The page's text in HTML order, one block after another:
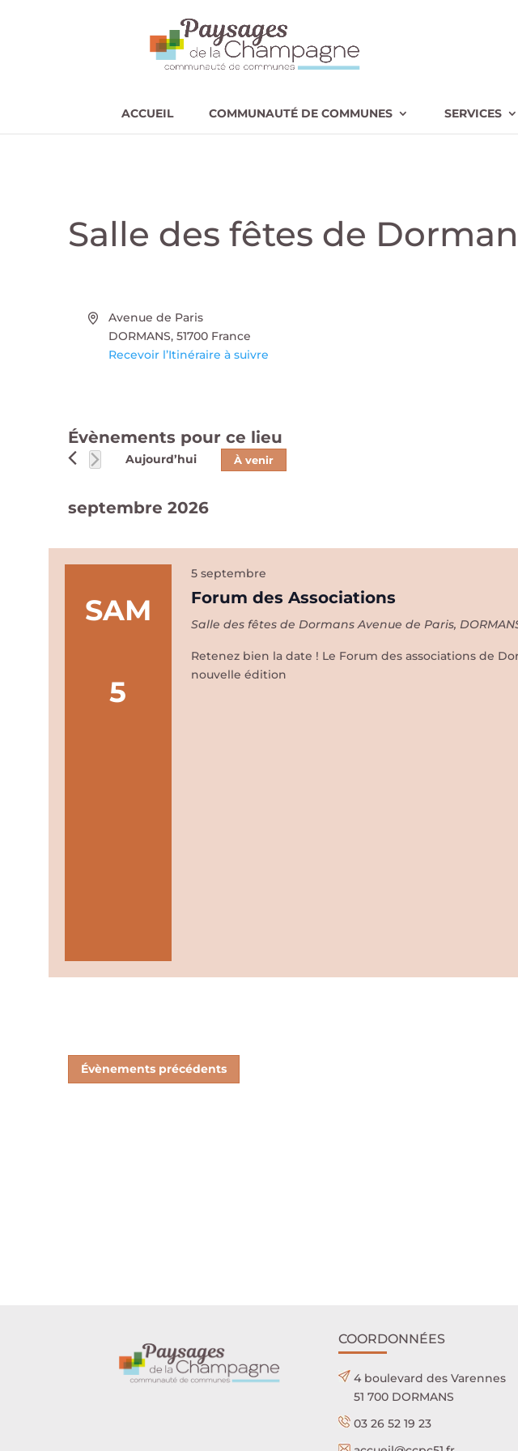
ACCUEIL COMMUNAUTÉ DE COMMUNES SERVICES
Salle des fêtes de
Adresse
Avenue de Paris
DORMANS, 51700 France
Recevoir l’Itinéraire à suivre
Évènements pour ce lieu
Aujourd’hui À venir
septembre 2026
SAM
5
Forum des Associations
5 septembre
Salle des fêtes de DormansAvenue de Paris,
Retenez bien la date ! Le Forum des associations de
nouvelle édition
Évènements précédents
COORDONNÉES
4 boulevard des Varennes
51 700 DORMANS
03 26 52 19 23